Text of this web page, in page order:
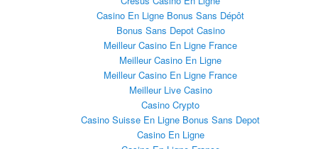
Casino En Ligne Bonus Sans Dépôt
Bonus Sans Depot Casino
Meilleur Casino En Ligne France
Meilleur Casino En Ligne
Meilleur Casino En Ligne France
Meilleur Live Casino
Casino Crypto
Casino Suisse En Ligne Bonus Sans Depot
Casino En Ligne